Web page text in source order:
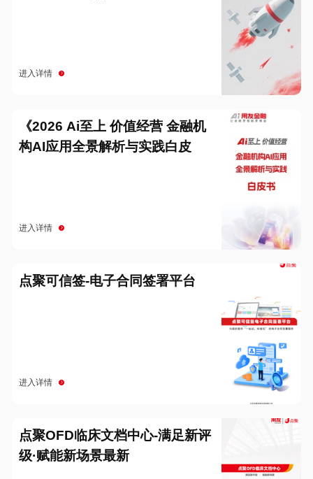
进入详情
《2026 Ai至上 价值经营 金融机
构AI应用全景解析与实践白皮
进入详情
点聚可信签-电子合同签署平台
进入详情
点聚OFD临床文档中心-满足新评
级·赋能新场景最新